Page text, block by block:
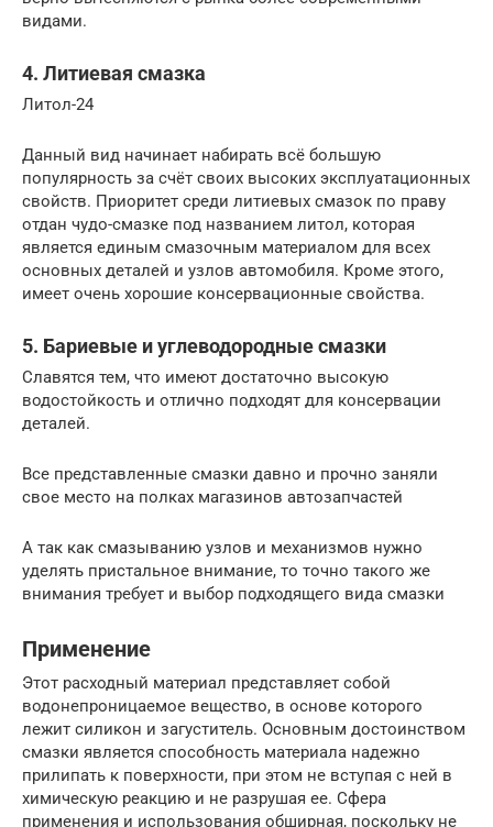
видами.
4. Литиевая смазка
Литол-24
Данный вид начинает набирать всё большую
популярность за счёт своих высоких эксплуатационных
свойств. Приоритет среди литиевых смазок по праву
отдан чудо-смазке под названием литол, которая
является единым смазочным материалом для всех
основных деталей и узлов автомобиля. Кроме этого,
имеет очень хорошие консервационные свойства.
5. Бариевые и углеводородные смазки
Славятся тем, что имеют достаточно высокую
водостойкость и отлично подходят для консервации
деталей.
Все представленные смазки давно и прочно заняли
свое место на полках магазинов автозапчастей
А так как смазыванию узлов и механизмов нужно
уделять пристальное внимание, то точно такого же
внимания требует и выбор подходящего вида смазки
Применение
Этот расходный материал представляет собой
водонепроницаемое вещество, в основе которого
лежит силикон и загуститель. Основным достоинством
смазки является способность материала надежно
прилипать к поверхности, при этом не вступая с ней в
химическую реакцию и не разрушая ее. Сфера
применения и использования обширная, поскольку не